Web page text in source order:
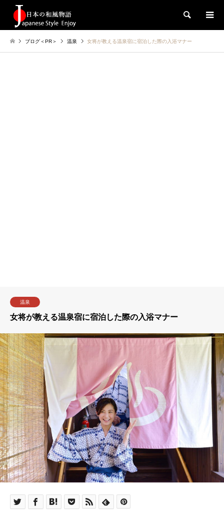
検索
ブログ＜PR＞ 温泉 女将が教える温泉宿に宿泊した際の入浴マナー
温泉
女将が教える温泉宿に宿泊した際の入浴マナー